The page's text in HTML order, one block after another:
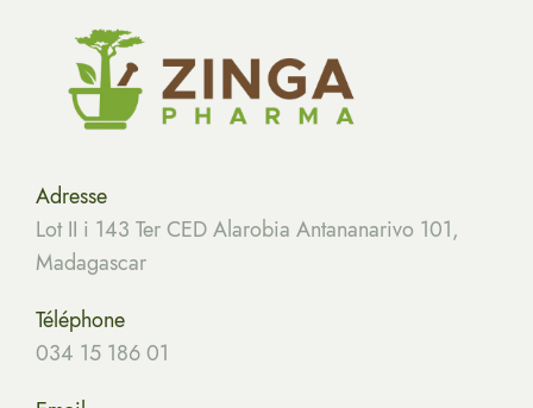
Adresse
Lot II i 143 Ter CED Alarobia Antananarivo 101,
Madagascar
Téléphone
034 15 186 01